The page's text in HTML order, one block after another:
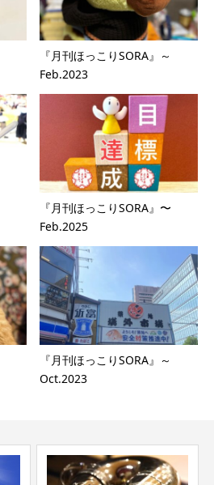
『月刊ほっこりSORA』～
Feb.2023
『月刊ほっこりSORA』〜
Feb.2025
『月刊ほっこりSORA』～
Oct.2023